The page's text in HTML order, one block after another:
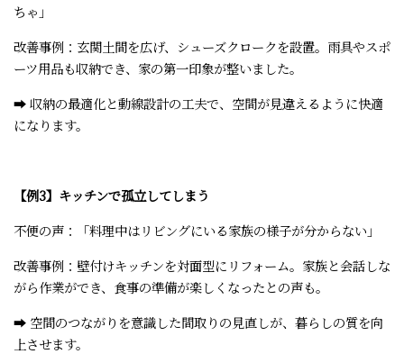
ちゃ」
改善事例：玄関土間を広げ、シューズクロークを設置。雨具やスポ
ーツ用品も収納でき、家の第一印象が整いました。
➡ 収納の最適化と動線設計の工夫で、空間が見違えるように快適
になります。
【例3】キッチンで孤立してしまう
不便の声：「料理中はリビングにいる家族の様子が分からない」
改善事例：壁付けキッチンを対面型にリフォーム。家族と会話しな
がら作業ができ、食事の準備が楽しくなったとの声も。
➡ 空間のつながりを意識した間取りの見直しが、暮らしの質を向
上させます。